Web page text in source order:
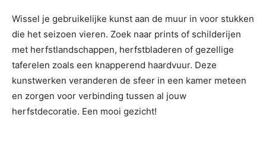
Wissel je gebruikelijke kunst aan de muur in voor stukken
die het seizoen vieren. Zoek naar prints of schilderijen
met herfstlandschappen, herfstbladeren of gezellige
taferelen zoals een knapperend haardvuur. Deze
kunstwerken veranderen de sfeer in een kamer meteen
en zorgen voor verbinding tussen al jouw
herfstdecoratie. Een mooi gezicht!